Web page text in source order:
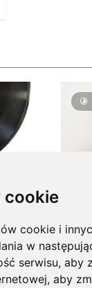
cookie
cookie i
w
serwisu, aby
, aby
7
0